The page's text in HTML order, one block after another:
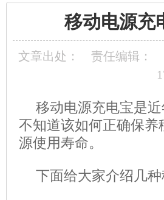
移动电源充
文章出处： 责任编辑：
移动电源充电宝是
不知道该如何正确保
源使用寿命。
下面给大家介绍几